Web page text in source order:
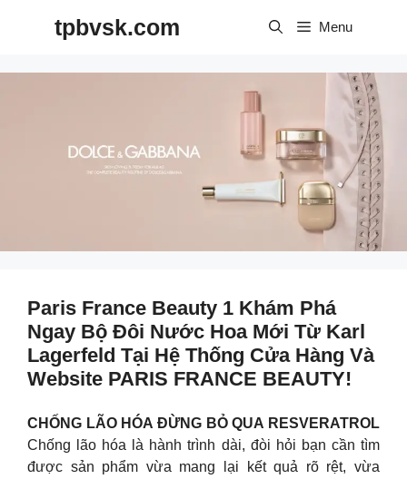
tpbvsk.com Menu
Paris France Beauty 1 Khám Phá
Ngay Bộ Đôi Nước Hoa Mới Từ Karl
Lagerfeld Tại Hệ Thống Cửa Hàng Và
Website PARIS FRANCE BEAUTY!
CHỐNG LÃO HÓA ĐỪNG BỎ QUA RESVERATROL
Chống lão hóa là hành trình dài, đòi hỏi bạn cần tìm
được sản phẩm vừa mang lại kết quả rõ rệt, vừa